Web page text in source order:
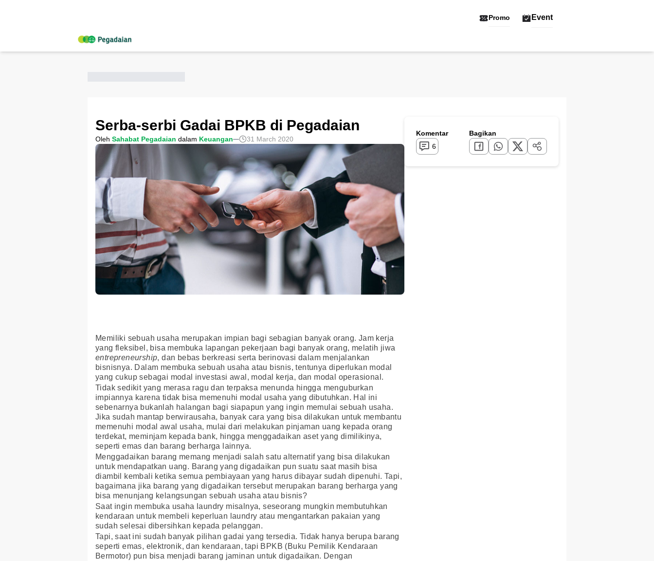
Promo Event
Serba-serbi Gadai BPKB di Pegadaian
Oleh Sahabat Pegadaian dalam Keuangan 31 March 2020
Memiliki sebuah usaha merupakan impian bagi sebagian banyak orang. Jam kerja
yang fleksibel, bisa membuka lapangan pekerjaan bagi banyak orang, melatih jiwa
entrepreneurship, dan bebas berkreasi serta berinovasi dalam menjalankan
bisnisnya. Dalam membuka sebuah usaha atau bisnis, tentunya diperlukan modal
yang cukup sebagai modal investasi awal, modal kerja, dan modal operasional.
Tidak sedikit yang merasa ragu dan terpaksa menunda hingga menguburkan
impiannya karena tidak bisa memenuhi modal usaha yang dibutuhkan. Hal ini
sebenarnya bukanlah halangan bagi siapapun yang ingin memulai sebuah usaha.
Jika sudah mantap berwirausaha, banyak cara yang bisa dilakukan untuk membantu
memenuhi modal awal usaha, mulai dari melakukan pinjaman uang kepada orang
terdekat, meminjam kepada bank, hingga menggadaikan aset yang dimilikinya,
seperti emas dan barang berharga lainnya.
Menggadaikan barang memang menjadi salah satu alternatif yang bisa dilakukan
untuk mendapatkan uang. Barang yang digadaikan pun suatu saat masih bisa
diambil kembali ketika semua pembiayaan yang harus dibayar sudah dipenuhi. Tapi,
bagaimana jika barang yang digadaikan tersebut merupakan barang berharga yang
bisa menunjang kelangsungan sebuah usaha atau bisnis?
Saat ingin membuka usaha laundry misalnya, seseorang mungkin membutuhkan
kendaraan untuk membeli keperluan laundry atau mengantarkan pakaian yang
sudah selesai dibersihkan kepada pelanggan.
Tapi, saat ini sudah banyak pilihan gadai yang tersedia. Tidak hanya berupa barang
seperti emas, elektronik, dan kendaraan, tapi BPKB (Buku Pemilik Kendaraan
Bermotor) pun bisa menjadi barang jaminan untuk digadaikan. Dengan
Komentar
6
Bagikan